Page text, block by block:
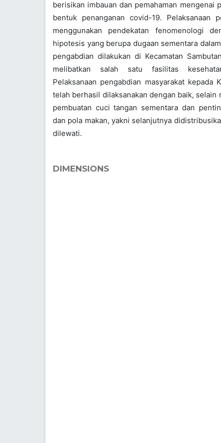
berisikan imbauan dan pemahaman mengenai
bentuk penanganan covid-19. Pelaksanaan
menggunakan pendekatan fenomenologi
hipotesis yang berupa dugaan sementara
pengabdian dilakukan di Kecamatan
melibatkan salah satu fasilitas
Pelaksanaan pengabdian masyarakat kepada
telah berhasil dilaksanakan dengan baik, selain
pembuatan cuci tangan sementara dan
dan pola makan, yakni selanjutnya
dilewati.
DIMENSIONS